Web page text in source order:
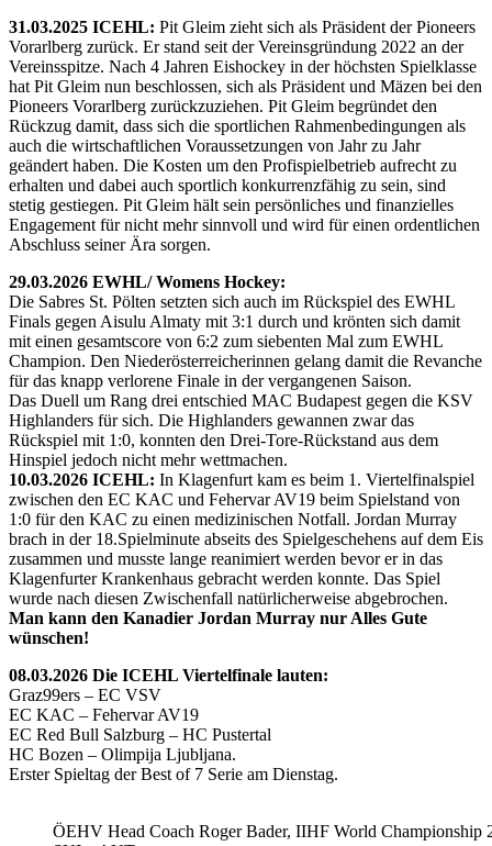
31.03.2025 ICEHL: Pit Gleim zieht sich als Präsident der Pioneers
Vorarlberg zurück. Er stand seit der Vereinsgründung 2022 an der
Vereinsspitze. Nach 4 Jahren Eishockey in der höchsten Spielklasse
hat Pit Gleim nun beschlossen, sich als Präsident und Mäzen bei den
Pioneers Vorarlberg zurückzuziehen. Pit Gleim begründet den
Rückzug damit, dass sich die sportlichen Rahmenbedingungen als
auch die wirtschaftlichen Voraussetzungen von Jahr zu Jahr
geändert haben. Die Kosten um den Profispielbetrieb aufrecht zu
erhalten und dabei auch sportlich konkurrenzfähig zu sein, sind
stetig gestiegen. Pit Gleim hält sein persönliches und finanzielles
Engagement für nicht mehr sinnvoll und wird für einen ordentlichen
Abschluss seiner Ära sorgen.
29.03.2026 EWHL/ Womens Hockey:
Die Sabres St. Pölten setzten sich auch im Rückspiel des EWHL
Finals gegen Aisulu Almaty mit 3:1 durch und krönten sich damit
mit einen gesamtscore von 6:2 zum siebenten Mal zum EWHL
Champion. Den Niederösterreicherinnen gelang damit die Revanche
für das knapp verlorene Finale in der vergangenen Saison.
Das Duell um Rang drei entschied MAC Budapest gegen die KSV
Highlanders für sich. Die Highlanders gewannen zwar das
Rückspiel mit 1:0, konnten den Drei-Tore-Rückstand aus dem
Hinspiel jedoch nicht mehr wettmachen.
10.03.2026 ICEHL: In Klagenfurt kam es beim 1. Viertelfinalspiel
zwischen den EC KAC und Fehervar AV19 beim Spielstand von
1:0 für den KAC zu einen medizinischen Notfall. Jordan Murray
brach in der 18.Spielminute abseits des Spielgeschehens auf dem Eis
zusammen und musste lange reanimiert werden bevor er in das
Klagenfurter Krankenhaus gebracht werden konnte. Das Spiel
wurde nach diesen Zwischenfall natürlicherweise abgebrochen.
Man kann den Kanadier Jordan Murray nur Alles Gute
wünschen!
08.03.2026 Die ICEHL Viertelfinale lauten:
Graz99ers – EC VSV
EC KAC – Fehervar AV19
EC Red Bull Salzburg – HC Pustertal
HC Bozen – Olimpija Ljubljana.
Erster Spieltag der Best of 7 Serie am Dienstag.
ÖEHV Head Coach Roger Bader, IIHF World Championship